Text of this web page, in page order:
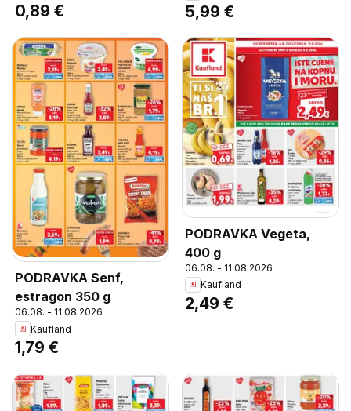
0,89 € 5,99 €
PODRAVKA Senf,
estragon 350 g
06.08. - 11.08.2026
Kaufland
1,79 €
PODRAVKA Vegeta,
400 g
06.08. - 11.08.2026
Kaufland
2,49 €